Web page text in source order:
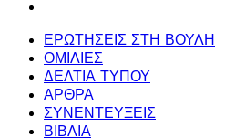
ΕΡΩΤΗΣΕΙΣ ΣΤΗ ΒΟΥΛΗ
ΟΜΙΛΙΕΣ
ΔΕΛΤΙΑ ΤΥΠΟΥ
ΑΡΘΡΑ
ΣΥΝΕΝΤΕΥΞΕΙΣ
ΒΙΒΛΙΑ